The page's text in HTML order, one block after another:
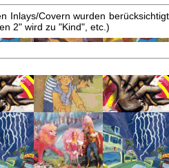
Covern wurden
2" wird zu "Kind", etc.)